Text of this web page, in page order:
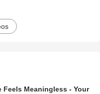
Feels Meaningless - Your